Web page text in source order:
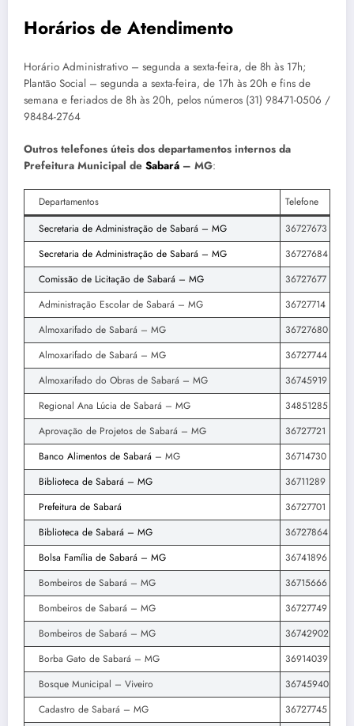
Horários de Atendimento
Horário Administrativo – segunda a sexta-feira, de 8h às 17h;
Plantão Social – segunda a sexta-feira, de 17h às 20h e fins de
semana e feriados de 8h às 20h, pelos números (31) 98471-0506 /
98484-2764
Outros telefones úteis dos departamentos internos da
Prefeitura Municipal de Sabará – MG:
Departamentos
Telefone
Secretaria de Administração de Sabará – MG
36727673
Secretaria de Administração de Sabará – MG
36727684
Comissão de Licitação de Sabará – MG
36727677
Administração Escolar de Sabará – MG
36727714
Almoxarifado de Sabará – MG
36727680
Almoxarifado de Sabará – MG
36727744
Almoxarifado do Obras de Sabará – MG
36745919
Regional Ana Lúcia de Sabará – MG
34851285
Aprovação de Projetos de Sabará – MG
36727721
Banco Alimentos de Sabará – MG
36714730
Biblioteca de Sabará – MG
36711289
Prefeitura de Sabará
36727701
Biblioteca de Sabará – MG
36727864
Bolsa Família de Sabará – MG
36741896
Bombeiros de Sabará – MG
36715666
Bombeiros de Sabará – MG
36727749
Bombeiros de Sabará – MG
36742902
Borba Gato de Sabará – MG
36914039
Bosque Municipal – Viveiro
36745940
Cadastro de Sabará – MG
36727745